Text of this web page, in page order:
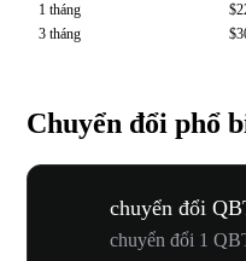
1 tháng
3 tháng
Chuyển đổi phổ
chuyển đổi
chuyển đổi 1